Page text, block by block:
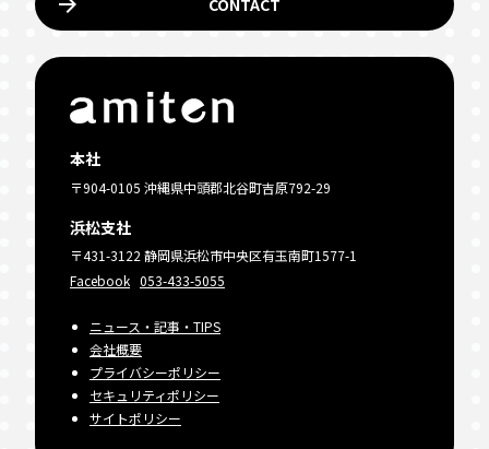
CONTACT
本社
〒904-0105 沖縄県中頭郡北谷町吉原792-29
浜松支社
〒431-3122 静岡県浜松市中央区有玉南町1577-1
Facebook 053-433-5055
ニュース・記事・TIPS
会社概要
プライバシーポリシー
セキュリティポリシー
サイトポリシー